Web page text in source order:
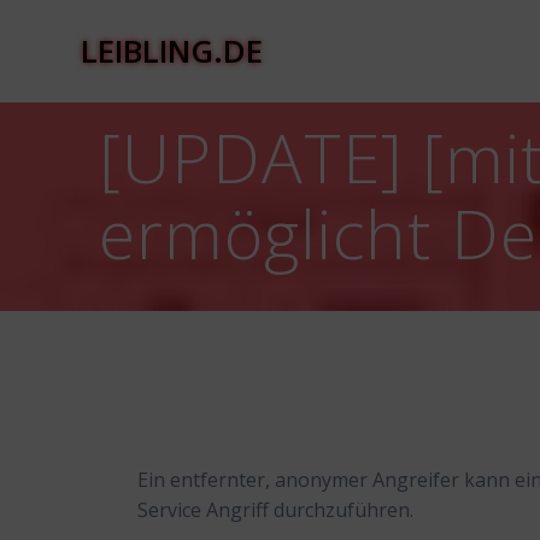
LEIBLING.DE
[UPDATE]
ermöglicht
Ein entfernter, anonymer Angreifer kann
Service Angriff durchzuführen.